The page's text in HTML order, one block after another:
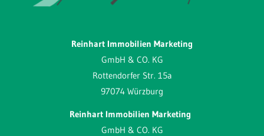
Reinhart Immobilien Marketing
GmbH & CO. KG
Rottendorfer Str. 15a
97074 Würzburg
Reinhart Immobilien Marketing
GmbH & CO. KG